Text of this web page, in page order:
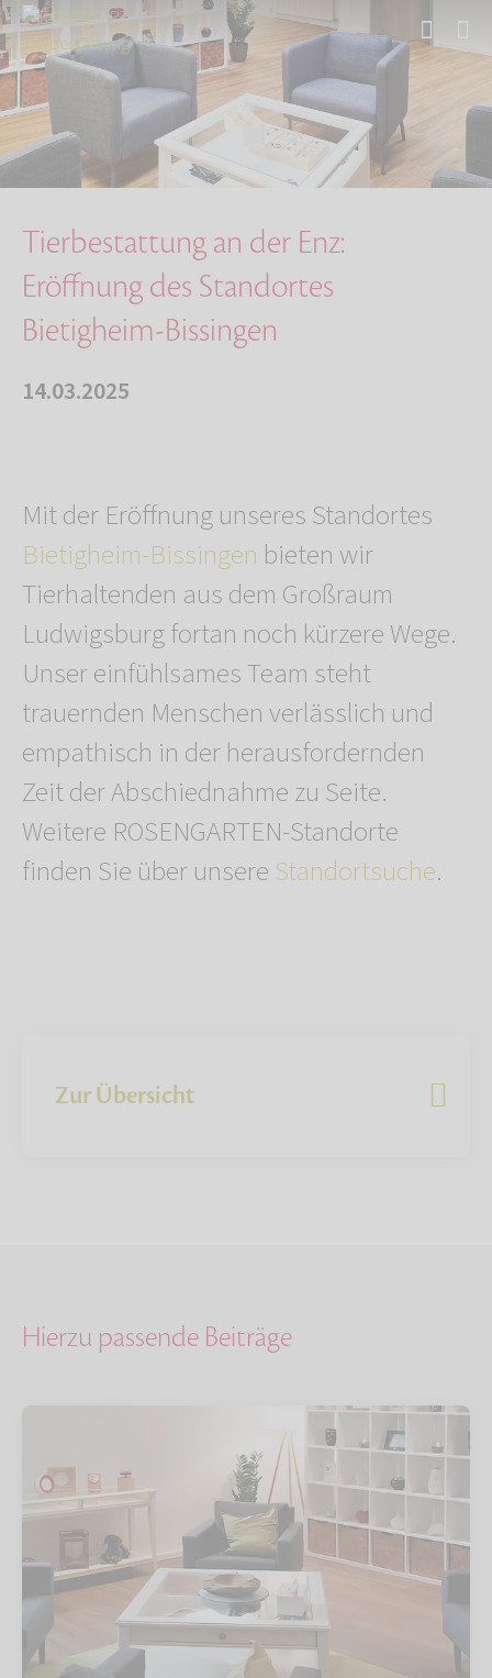
Start Über uns
Aktuelles
Tierbestattung an der Enz: Eröffnung des Stan…
Tierbestattung an der Enz:
Eröffnung des Standortes
Bietigheim-Bissingen
14.03.2025
Mit der Eröffnung unseres Standortes
Bietigheim-Bissingen bieten wir
Tierhaltenden aus dem Großraum
Ludwigsburg fortan noch kürzere Wege.
Unser einfühlsames Team steht
trauernden Menschen verlässlich und
empathisch in der herausfordernden
Zeit der Abschiednahme zu Seite.
Weitere ROSENGARTEN-Standorte
finden Sie über unsereStandortsuche.
Zur Übersicht
Hierzu passende Beiträge